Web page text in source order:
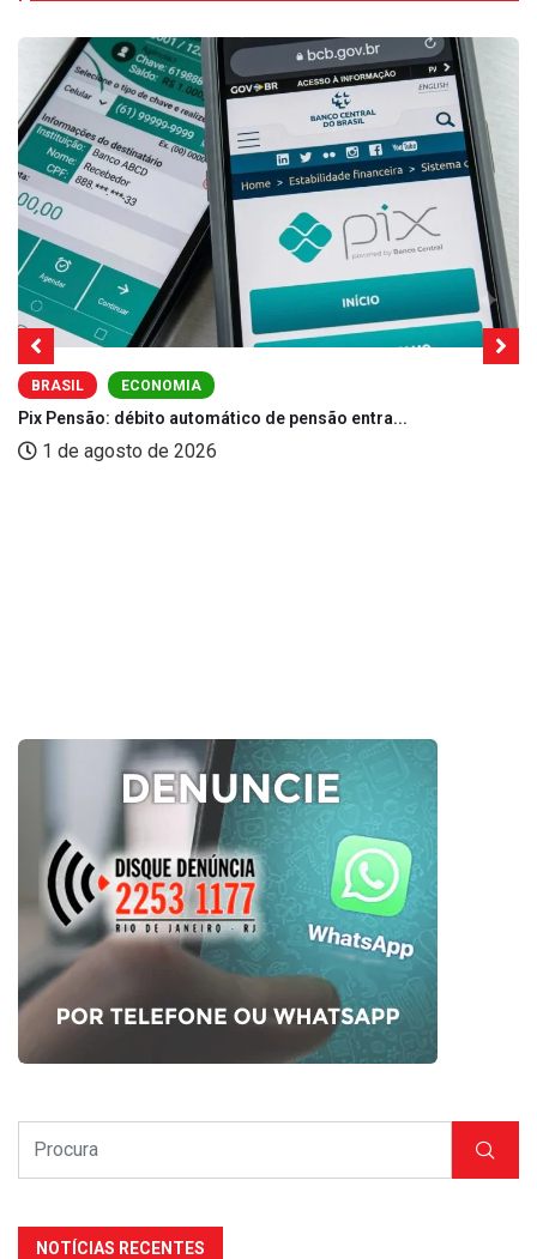
BRASIL ECONOMIA
Pix Pensão: débito automático de pensão entra...
1 de agosto de 2026
NOTÍCIAS RECENTES